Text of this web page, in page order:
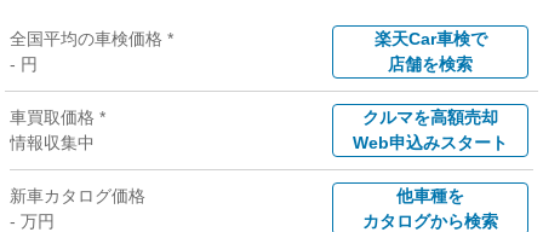
全国平均の車検価格 *
- 円
楽天Car車検で
店舗を検索
車買取価格 *
情報収集中
クルマを高額売却
Web申込みスタート
新車カタログ価格
- 万円
他車種を
カタログから検索